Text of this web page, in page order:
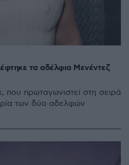
τα αδέλφια Μενέντεζ
πρωταγωνιστεί στη σειρά
των δύο αδελφών